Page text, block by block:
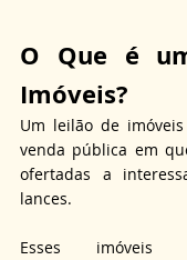
O Que é
Imóveis?
Um leilão de
venda pública em
ofertadas a
lances.
Esses imóveis